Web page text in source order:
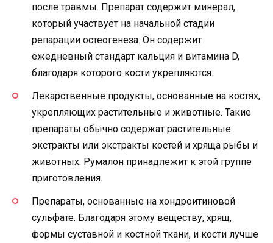
после травмы. Препарат содержит минерал,
который участвует на начальной стадии
репарации остеогенеза. Он содержит
ежедневный стандарт кальция и витамина D,
благодаря которого кости укрепляются.
Лекарственные продукты, основанные на костях,
укрепляющих растительные и животные. Такие
препараты обычно содержат растительные
экстракты или экстракты костей и хряща рыбы и
животных. Румалон принадлежит к этой группе
приготовления.
Препараты, основанные на хондроитиновой
сульфате. Благодаря этому веществу, хрящ,
формы суставной и костной ткани, и кости лучше